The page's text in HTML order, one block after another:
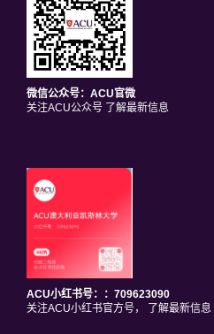
微信公众号：ACU官微
关注ACU公众号 了解最新信息
ACU小红书号：：709623090
关注ACU小红书官方号， 了解最新信息